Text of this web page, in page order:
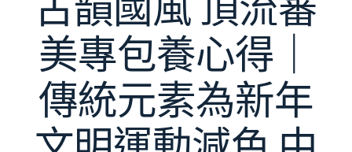
換
開
關
古韻國風 頂流審
美專包養心得｜
傳統元素為新年